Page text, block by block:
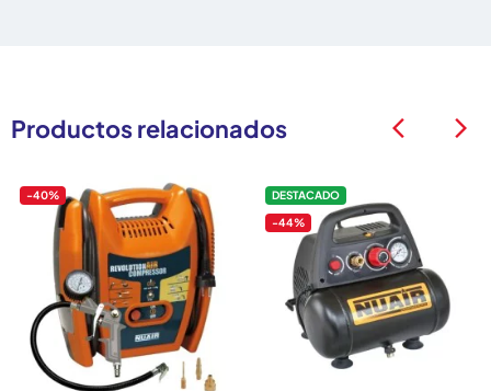
Productos relacionados
-40% DESTACADO
-44%
arrow_back_ios arrow_back_ios